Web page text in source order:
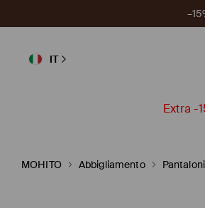
IT
Extra -
MOHITO Abbigliamento Pantaloni